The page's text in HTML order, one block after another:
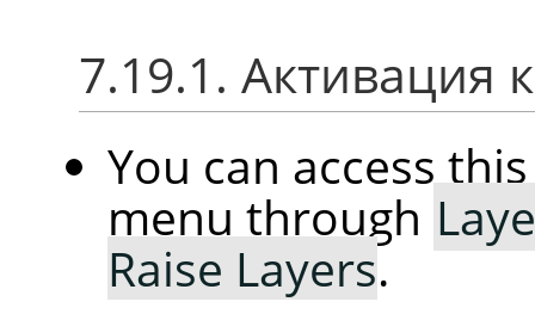
7.19.1. Активация
You can access
menu through
Raise Layers.